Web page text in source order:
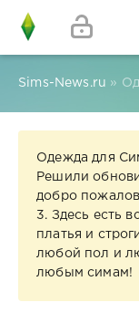
Sims-News.ru »
Одежда для
Решили
добро
3. Здесь есть
платья и
любой пол и
любым симам!